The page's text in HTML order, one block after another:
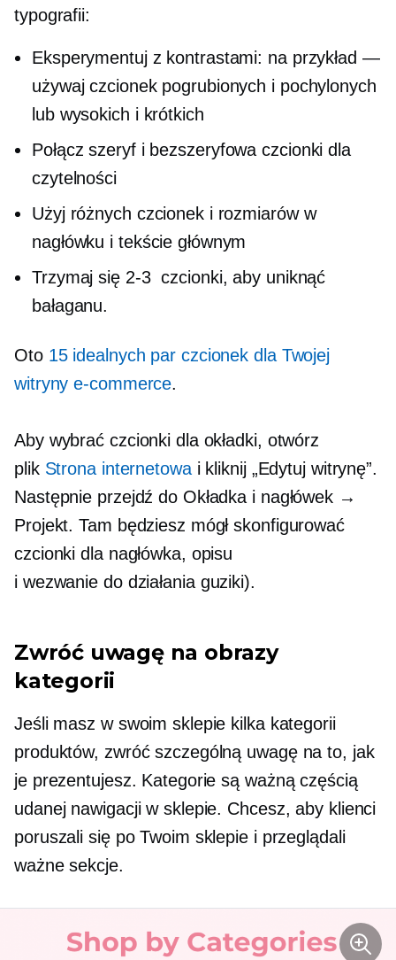
typografii:
Eksperymentuj z kontrastami: na przykład —
używaj czcionek pogrubionych i pochylonych
lub wysokich i krótkich
Połącz szeryf i bezszeryfowa czcionki dla
czytelności
Użyj różnych czcionek i rozmiarów w
nagłówku i tekście głównym
Trzymaj się 2-3 czcionki, aby uniknąć
bałaganu.
Oto 15 idealnych par czcionek dla Twojej
witryny e-commerce.
Aby wybrać czcionki dla okładki, otwórz
plik Strona internetowai kliknij „Edytuj witrynę”.
Następnie przejdź do Okładka i nagłówek →
Projekt. Tam będziesz mógł skonfigurować
czcionki dla nagłówka, opisu
i wezwanie do działaniaguziki).
Zwróć uwagę na obrazy
kategorii
Jeśli masz w swoim sklepie kilka kategorii
produktów, zwróć szczególną uwagę na to, jak
je prezentujesz. Kategorie są ważną częścią
udanej nawigacji w sklepie. Chcesz, aby klienci
poruszali się po Twoim sklepie i przeglądali
ważne sekcje.